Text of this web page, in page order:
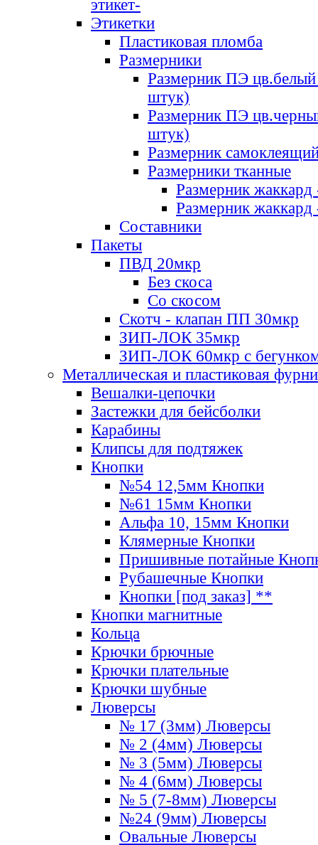
этикет-
Этикетки
Пластиковая пломба
Размерники
Размерник ПЭ цв.белый
штук)
Размерник ПЭ
штук)
Размерник
Размерники тканные
Размерник
Размерник
Составники
Пакеты
ПВД 20мкр
Без скоса
Со скосом
Скотч - клапан ПП 30мкр
ЗИП-ЛОК 35мкр
ЗИП-ЛОК 60мкр с
Металлическая и пластиковая
Вешалки-цепочки
Застежки для бейсболки
Карабины
Клипсы для подтяжек
Кнопки
№54 12,5мм Кнопки
№61 15мм Кнопки
Альфа 10, 15мм Кнопки
Клямерные Кнопки
Пришивные потайные
Рубашечные Кнопки
Кнопки [под заказ] **
Кнопки магнитные
Кольца
Крючки брючные
Крючки плательные
Крючки шубные
Люверсы
№ 17 (3мм) Люверсы
№ 2 (4мм) Люверсы
№ 3 (5мм) Люверсы
№ 4 (6мм) Люверсы
№ 5 (7-8мм) Люверсы
№24 (9мм) Люверсы
Овальные Люверсы